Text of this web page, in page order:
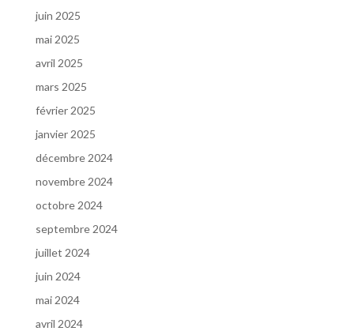
juin 2025
mai 2025
avril 2025
mars 2025
février 2025
janvier 2025
décembre 2024
novembre 2024
octobre 2024
septembre 2024
juillet 2024
juin 2024
mai 2024
avril 2024